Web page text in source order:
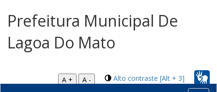
Prefeitura Municipal De
Lagoa Do Mato
Alto contraste [Alt + 3]
A +
A -